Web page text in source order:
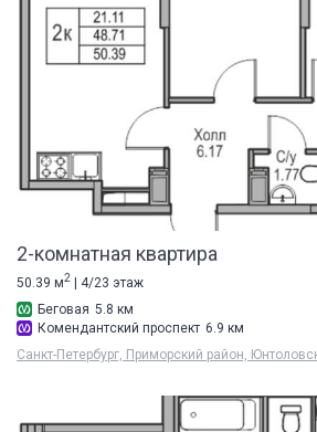
2-комнатная квартира
50.39 м2 | 4/23 этаж
Беговая 5.8 км
Комендантский проспект 6.9 км
Санкт-Петербург, Приморский район,